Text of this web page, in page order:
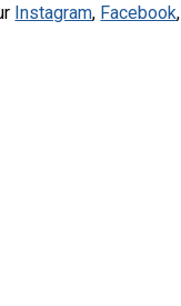
Instagram, Facebook,